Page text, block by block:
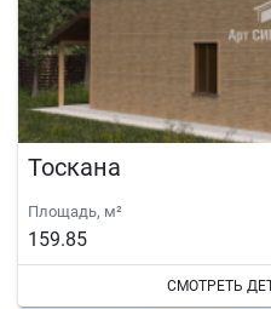
Тоскана
Площадь, м²
159.85
СМОТРЕТЬ